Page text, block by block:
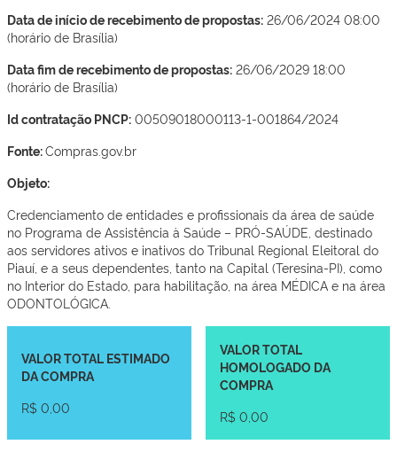
Data de início de recebimento de propostas: 26/06/2024 08:00
(horário de Brasília)
Data fim de recebimento de propostas: 26/06/2029 18:00
(horário de Brasília)
Id contratação PNCP: 00509018000113-1-001864/2024
Fonte:Compras.gov.br
Objeto:
Credenciamento de entidades e profissionais da área de saúde
no Programa de Assistência à Saúde – PRÓ-SAÚDE, destinado
aos servidores ativos e inativos do Tribunal Regional Eleitoral do
Piauí, e a seus dependentes, tanto na Capital (Teresina-PI), como
no Interior do Estado, para habilitação, na área MÉDICA e na área
ODONTOLÓGICA.
VALOR TOTAL ESTIMADO
DA COMPRA
R$ 0,00
VALOR TOTAL
HOMOLOGADO DA
COMPRA
R$ 0,00